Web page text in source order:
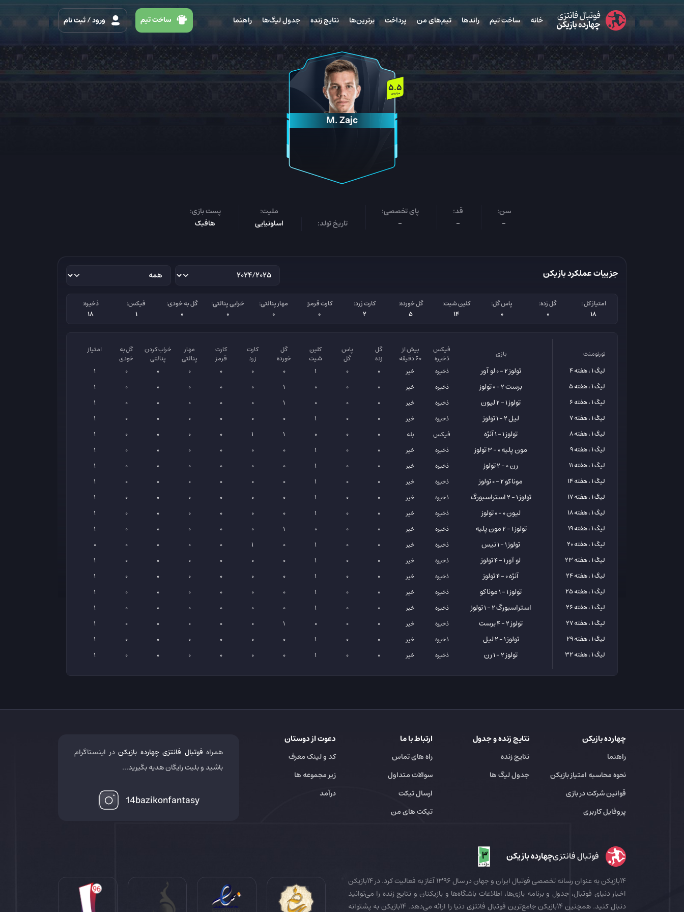
خانه ساخت تیم راندها تیم‌های من پرداخت برترین‌ها نتایج زنده جدول لیگ‌ها راهنما ساخت تیم ورود/ ثبت نام
M. Zajc
5.5
میلیون
سن:
-
قد:
-
پای تخصصی:
-
تاریخ تولد:
ملیت:
اسلونیایی
پست بازی:
هافبک
جزییات عملکرد بازیکن
امتیاز کل :
18
گل زده:
0
پاس گل:
0
کلین شیت:
14
گل خورده:
5
کارت زرد:
2
کارت قرمز:
0
مهار پنالتی:
0
خرابی پنالتی:
0
گل به خودی:
0
فیکس:
1
ذخیره:
18
تورنومنت بازی
فیکس
ذخیره
بیش از
۶۰ دقیقه
گل
زده
پاس
گل
کلین
شیت
گل
خورده
کارت
زرد
کارت
قرمز
مهار
پنالتی
خراب کردن
پنالتی
گل به
خودی
امتیاز
لیگ 1 ، هفته 4
تولوز2 - 0 لو آور ذخیره خیر 0
0
1
0
0
0
0
0
0
1
لیگ 1 ، هفته 5
برست2 - 0 تولوز ذخیره خیر 0
0
0
1
0
0
0
0
0
1
لیگ 1 ، هفته 6
تولوز1 - 2 لیون ذخیره خیر 0
0
0
1
0
0
0
0
0
1
لیگ 1 ، هفته 7
لیل2 - 1 تولوز ذخیره خیر 0
0
1
0
0
0
0
0
0
1
لیگ 1 ، هفته 8
تولوز1 - 1 آنژه فیکس بله 0
0
0
1
1
0
0
0
0
1
لیگ 1 ، هفته 9
مون پلیه0 - 3 تولوز ذخیره خیر 0
0
1
0
0
0
0
0
0
1
لیگ 1 ، هفته 11
رن0 - 2 تولوز ذخیره خیر 0
0
1
0
0
0
0
0
0
1
لیگ 1 ، هفته 14
موناکو2 - 0 تولوز ذخیره خیر 0
0
1
0
0
0
0
0
0
1
لیگ 1 ، هفته 17
تولوز1 - 2 استراسبورگ ذخیره خیر 0
0
1
0
0
0
0
0
0
1
لیگ 1 ، هفته 18
لیون0 - 0 تولوز ذخیره خیر 0
0
1
0
0
0
0
0
0
1
لیگ 1 ، هفته 19
تولوز1 - 2 مون پلیه ذخیره خیر 0
0
0
1
0
0
0
0
0
1
لیگ 1 ، هفته 20
تولوز1 - 1 نیس ذخیره خیر 0
0
1
0
1
0
0
0
0
0
لیگ 1 ، هفته 23
لو آور1 - 4 تولوز ذخیره خیر 0
0
1
0
0
0
0
0
0
1
لیگ 1 ، هفته 24
آنژه0 - 4 تولوز ذخیره خیر 0
0
1
0
0
0
0
0
0
1
لیگ 1 ، هفته 25
تولوز1 - 1 موناکو ذخیره خیر 0
0
1
0
0
0
0
0
0
1
لیگ 1 ، هفته 26
استراسبورگ2 - 1 تولوز ذخیره خیر 0
0
1
0
0
0
0
0
0
1
لیگ 1 ، هفته 27
تولوز2 - 4 برست ذخیره خیر 0
0
0
1
0
0
0
0
0
1
لیگ 1 ، هفته 29
تولوز1 - 2 لیل ذخیره خیر 0
0
1
0
0
0
0
0
0
1
لیگ 1 ، هفته 32
تولوز2 - 1 رن ذخیره خیر 0
0
1
0
0
0
0
0
0
1
چهارده بازیکن
راهنما
نحوه محاسبه امتیاز بازیکن
قوانین شرکت در بازی
پروفایل کاربری
نتایج زنده و جدول
نتایج زنده
جدول لیگ ها
ارتباط با ما
راه های تماس
سوالات متداول
ارسال تیکت
تیکت های من
دعوت از دوستان
کد و لینک معرف
زیر مجموعه ها
درآمد
همراه فوتبال فانتزی چهارده بازیکن در اینستاگرام
باشید و بلیت رایگان هدیه بگیرید...
14bazikonfantasy
فوتبال فانتزیچهارده بازیکن
14بازیکن به عنوان رسانه تخصصی فوتبال ایران و جهان در سال 1396 آغاز به فعالیت کرد. در 14بازیکن
اخبار دنیای فوتبال، جدول و برنامه بازی‌ها، اطلاعات باشگاه‌ها و بازیکنان و نتایج زنده را می‌توانید
دنبال کنید. همچنین 14بازیکن جامع‌ترین فوتبال فانتزی دنیا را ارائه می‌دهد. 14بازیکن به پشتوانه